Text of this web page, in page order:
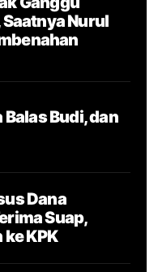
Nurul
Budi, dan
Dana
Suap,
KPK